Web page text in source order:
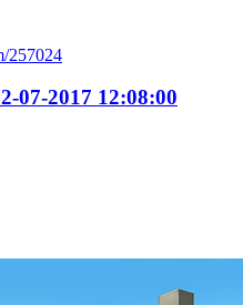
257024
07-2017 12:08:00